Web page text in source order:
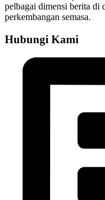
pelbagai dimensi berita di
perkembangan semasa.
Hubungi Kami